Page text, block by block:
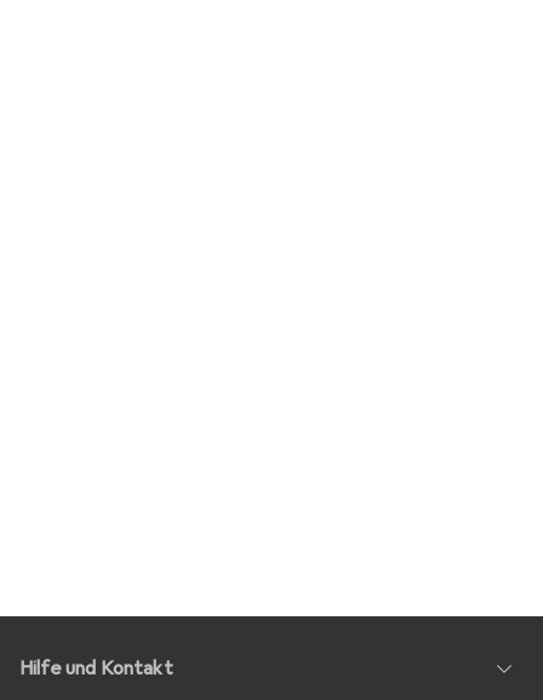
Hilfe und Kontakt